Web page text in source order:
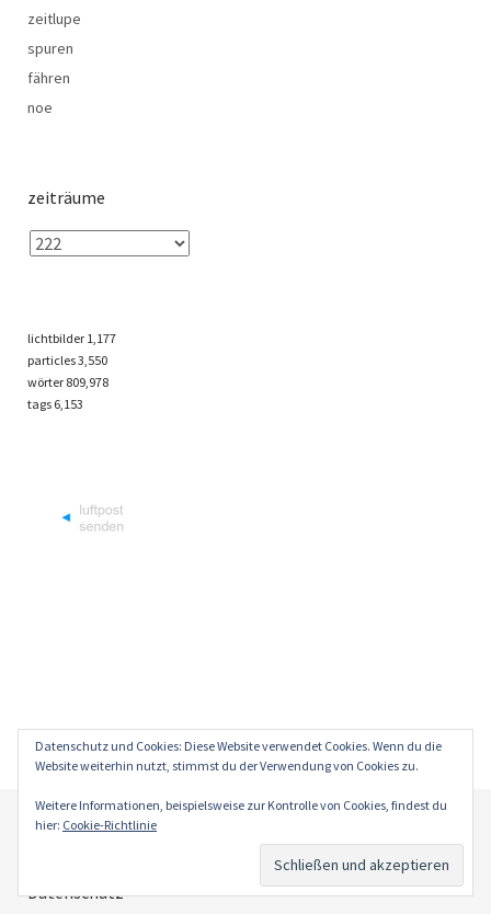
zeitlupe
spuren
fähren
noe
zeiträume
lichtbilder 1,177
particles3,550
wörter 809,978
tags 6,153
Datenschutz
Datenschutz und Cookies: Diese Website verwendet Cookies. Wenn du die
Website weiterhin nutzt, stimmst du der Verwendung von Cookies zu.
Weitere Informationen, beispielsweise zur Kontrolle von Cookies, findest du
hier: Cookie-Richtlinie